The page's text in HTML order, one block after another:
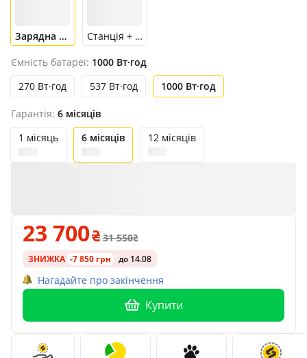
Зарядна станція
Станція + панель
Ємність батареї: 1000 Вт·год
270 Вт·год
537 Вт·год 1000 Вт·год
Гарантія: 6 місяців
1 місяць
6 місяців 12 місяців
23 700 31 550
ЗНИЖКА -7 850 грн до 14.08
Нагадайте про закінчення
Купити